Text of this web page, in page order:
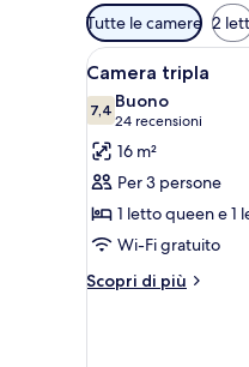
Filtri
disponibili
per
le
camere
Tutte le camere 2
Apri
tutte
le
foto
per
Camera
tripla
6
Camera tripla
7,47,4 su 10
Buono
24 recensioni
(24
recensioni)
16 m²
Per 3 persone
1 letto queen e 1
Wi-Fi gratuito
Scopri di più
Altri